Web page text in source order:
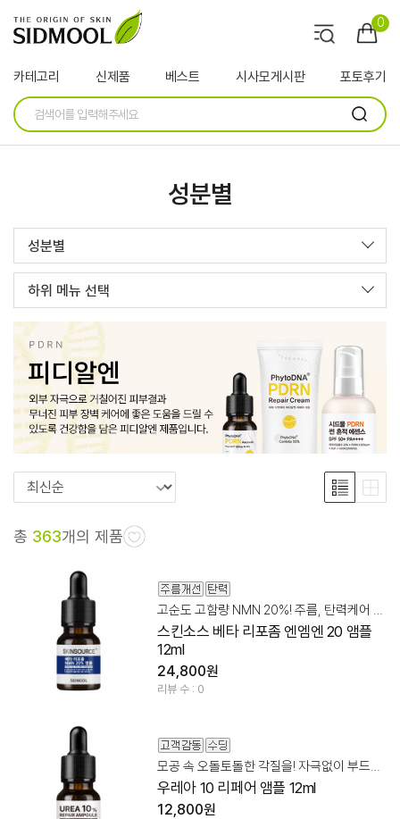
0
카테고리 신제품 베스트 시사모게시판 포토후기
성분별
성분별
하위 메뉴 선택
총 363개의 제품
고순도 고함량 NMN 20%! 주름, 탄력케어 앰플
스킨소스 베타 리포좀 엔엠엔 20 앰플
12ml
24,800원
리뷰 수 : 0
모공 속 오돌토돌한 각질을! 자극없이 부드럽게 케어
우레아 10 리페어 앰플 12ml
12,800원